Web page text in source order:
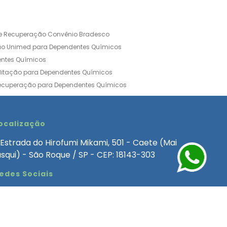
Recuperação Convênio Bradesco
Unimed para Dependentes Químicos
Químicos
para Dependentes Químicos
para Dependentes Químicos
Convênio Médico SulAmérica
de Recuperação Alcoolismo
Clínica de Recuperação para Alcoólatra
Químicos
Clinica Dependencia Quimica
para Dependentes Quimicos
Químicos Particular
Estrada do Hirofumi Mikami, 501 - Caete (Mai
- São Roque / SP - CEP: 18143-303
Sociais